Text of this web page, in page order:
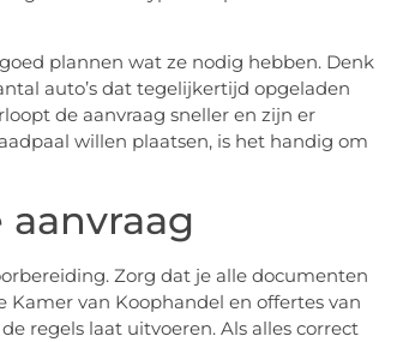
plannen wat ze nodig hebben. Denk
auto’s dat tegelijkertijd opgeladen
de aanvraag sneller en zijn er
willen plaatsen, is het handig om
aanvraag
Zorg dat je alle documenten
Kamer van Koophandel en offertes van
regels laat uitvoeren. Als alles correct